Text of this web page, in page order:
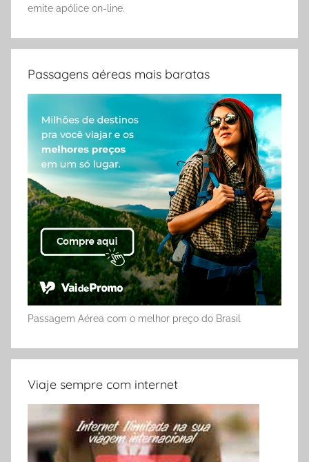
emite apólice on-line.
Passagens aéreas mais baratas
Passagem Aérea com o melhor preço do Brasil
Viaje sempre com internet